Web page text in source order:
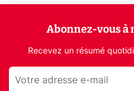
Abonnez-vous à
Recevez un résumé